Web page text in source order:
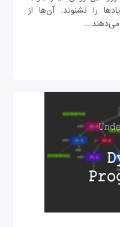
را نشنوند. آن‌ها از
می‌دهند...